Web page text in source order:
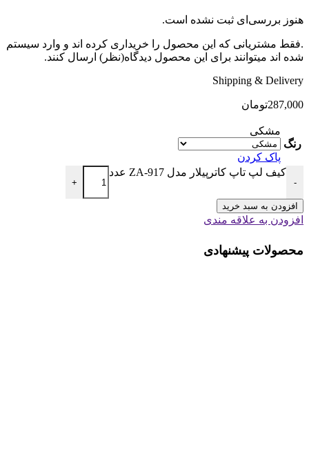
هنوز بررسی‌ای ثبت نشده است.
.فقط مشتریانی که این محصول را خریداری کرده اند و وارد سیستم
شده اند میتوانند برای این محصول دیدگاه(نظر) ارسال کنند.
Shipping & Delivery
287,000تومان
رنگ
مشکی
پاک کردن
-
کیف لپ تاپ کاترپیلار مدل ZA-917 عدد
+
افزودن به سبد خرید
افزودن به علاقه مندی
محصولات پیشنهادی